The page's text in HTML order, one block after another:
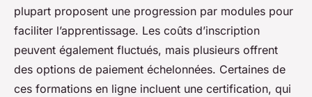
plupart proposent une progression par modules pour
faciliter l’apprentissage. Les coûts d’inscription
peuvent également fluctués, mais plusieurs offrent
des options de paiement échelonnées. Certaines de
ces formations en ligne incluent une certification, qui